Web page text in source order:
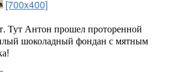
[700x400]
Тут Антон прошел проторенной
шоколадный фондан с мятным